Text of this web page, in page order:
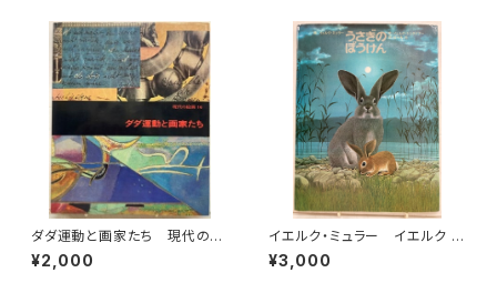
ダダ運動と画家たち 現代の絵
画16 1973年 平凡社
¥2,000
イエルク・ミュラー イエルク ・
シュタイナー うさぎのぼうけ
ん 佐々木元 訳 1978年 初
¥3,000